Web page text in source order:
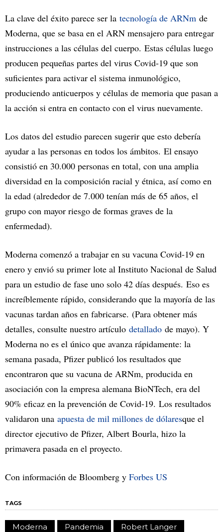
La clave del éxito parece ser la tecnología de ARNm de
Moderna, que se basa en el ARN mensajero para entregar
instrucciones a las células del cuerpo. Estas células luego
producen pequeñas partes del virus Covid-19 que son
suficientes para activar el sistema inmunológico,
produciendo anticuerpos y células de memoria que pasan a
la acción si entra en contacto con el virus nuevamente.
Los datos del estudio parecen sugerir que esto debería
ayudar a las personas en todos los ámbitos. El ensayo
consistió en 30.000 personas en total, con una amplia
diversidad en la composición racial y étnica, así como en
la edad (alrededor de 7.000 tenían más de 65 años, el
grupo con mayor riesgo de formas graves de la
enfermedad).
Moderna comenzó a trabajar en su vacuna Covid-19 en
enero y envió su primer lote al Instituto Nacional de Salud
para un estudio de fase uno solo 42 días después. Eso es
increíblemente rápido, considerando que la mayoría de las
vacunas tardan años en fabricarse. (Para obtener más
detalles, consulte nuestro artículo detallado de mayo). Y
Moderna no es el único que avanza rápidamente: la
semana pasada, Pfizer publicó los resultados que
encontraron que su vacuna de ARNm, producida en
asociación con la empresa alemana BioNTech, era del
90% eficaz en la prevención de Covid-19. Los resultados
validaron una apuesta de mil millones de dólaresque el
director ejecutivo de Pfizer, Albert Bourla, hizo la
primavera pasada en el proyecto.
Con información de Bloomberg y Forbes US
TAGS
Moderna Pandemia
Robert Langer